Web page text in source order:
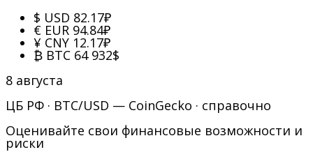
$ USD 82.17₽
€ EUR 94.84₽
¥ CNY 12.17₽
₿ BTC 64 932$
8 августа
ЦБ РФ · BTC/USD — CoinGecko · справочно
Оценивайте свои финансовые возможности и
риски